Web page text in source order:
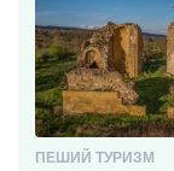
ПЕШИЙ ТУРИЗМ